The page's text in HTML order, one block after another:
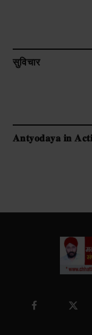
सुविचार
𝐀𝐧𝐭𝐲𝐨𝐝𝐚𝐲𝐚 𝐢𝐧
FacebookX